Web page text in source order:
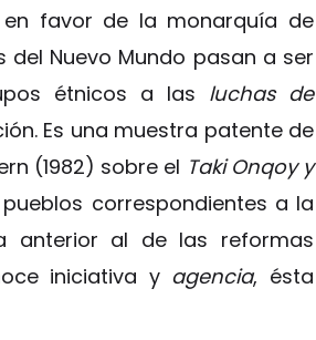
favor de la monarquía de
del Nuevo Mundo pasan a ser
étnicos a las luchas de
Es una muestra patente de
(1982) sobre el Taki Onqoy y
correspondientes a la
anterior al de las reformas
iniciativa y agencia, ésta